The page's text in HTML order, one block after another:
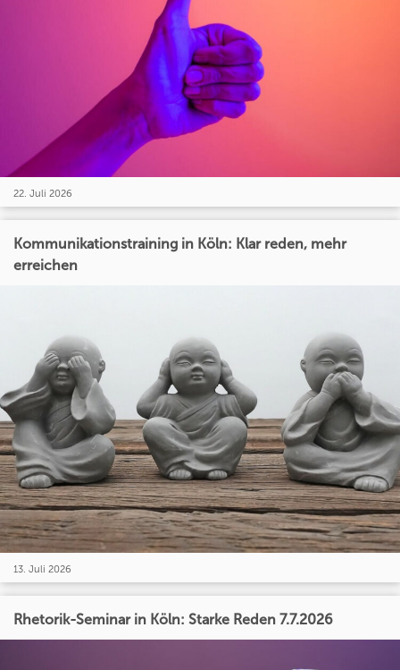
22. Juli 2026
Kommunikationstraining in Köln: Klar reden, mehr
erreichen
13. Juli 2026
Rhetorik-Seminar in Köln: Starke Reden 7.7.2026